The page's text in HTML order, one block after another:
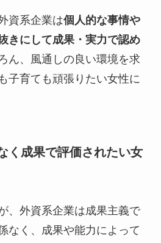
資系企業は個人的な事情や
きにして成果・実力で認め
ん、風通しの良い環境を求
子育ても頑張りたい女性に
く成果で評価されたい女
、外資系企業は成果主義で
なく、成果や能力によって